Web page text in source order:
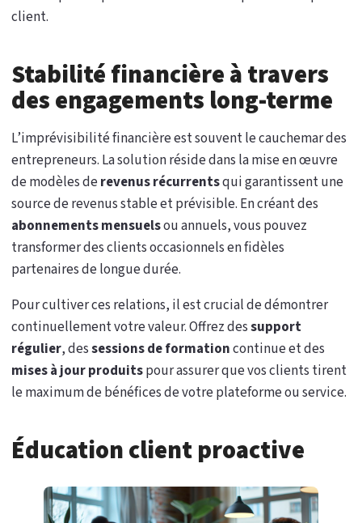
client.
Stabilité financière à travers
des engagements long-terme
L’imprévisibilité financière est souvent le cauchemar des
entrepreneurs. La solution réside dans la mise en œuvre
de modèles derevenus récurrentsqui garantissent une
source de revenus stable et prévisible. En créant des
abonnements mensuelsou annuels, vous pouvez
transformer des clients occasionnels en fidèles
partenaires de longue durée.
Pour cultiver ces relations, il est crucial de démontrer
continuellement votre valeur. Offrez dessupport
régulier, dessessions de formationcontinue et des
mises à jour produitspour assurer que vos clients tirent
le maximum de bénéfices de votre plateforme ou service.
Éducation client proactive